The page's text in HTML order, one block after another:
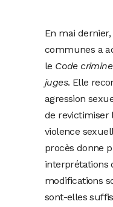
En mai
communes a
le Code
juges. Elle
agression
de revictimiser
violence
procès donne
interprétations
modifications
sont-elles